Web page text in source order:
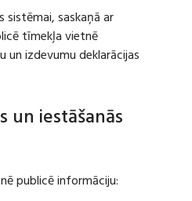
saskaņā ar
tīmekļa vietnē
un izdevumu deklarācijas
un iestāšanās
publicē informāciju: